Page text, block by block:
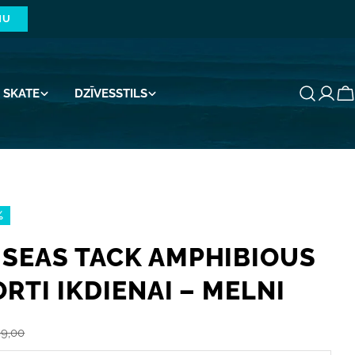
SKATE DZĪVESSTILS
TACK AMPHIBIOUS
IKDIENAI – MELNI